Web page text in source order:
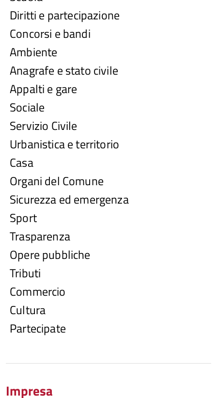
Diritti e partecipazione
Concorsi e bandi
Ambiente
Anagrafe e stato civile
Appalti e gare
Sociale
Servizio Civile
Urbanistica e territorio
Casa
Organi del Comune
Sicurezza ed emergenza
Sport
Trasparenza
Opere pubbliche
Tributi
Commercio
Cultura
Partecipate
Impresa